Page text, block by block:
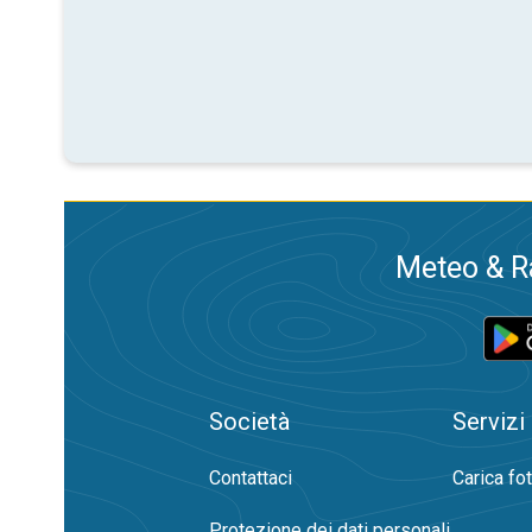
Meteo &
Società
Contattaci
Servizi
Carica